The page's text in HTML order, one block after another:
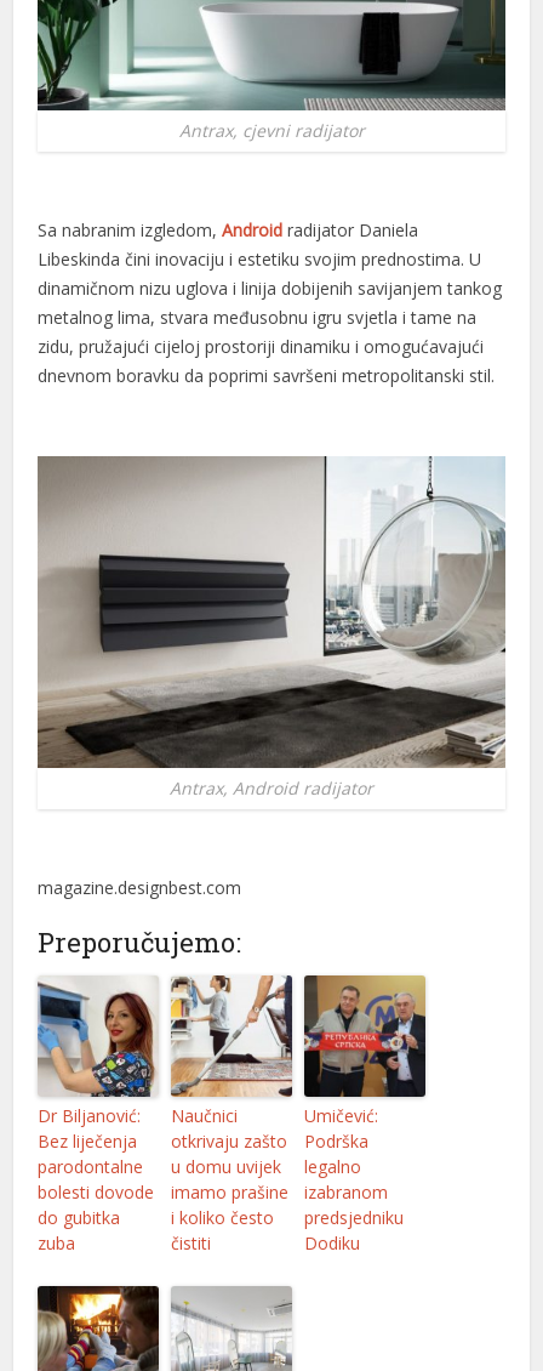
Antrax, cjevni radijator
Sa nabranim izgledom,Android radijator Daniela
Libeskinda čini inovaciju i estetiku svojim prednostima. U
dinamičnom nizu uglova i linija dobijenih savijanjem tankog
metalnog lima, stvara međusobnu igru ​​svjetla i tame na
zidu, pružajući cijeloj prostoriji dinamiku i omogućavajući
dnevnom boravku da poprimi savršeni metropolitanski stil.
Antrax, Android radijator
magazine.designbest.com
Preporučujemo:
Dr Biljanović:
Bez liječenja
parodontalne
bolesti dovode
do gubitka
zuba
Naučnici
otkrivaju zašto
u domu uvijek
imamo prašine
i koliko često
čistiti
Umičević:
Podrška
legalno
izabranom
predsjedniku
Dodiku